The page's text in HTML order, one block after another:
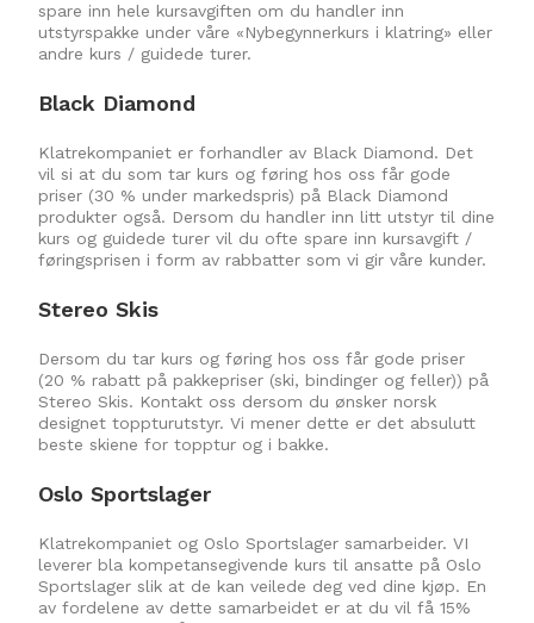
spare inn hele kursavgiften om du handler inn
utstyrspakke under våre «Nybegynnerkurs i klatring» eller
andre kurs / guidede turer.
Black Diamond
Klatrekompaniet er forhandler av Black Diamond. Det
vil si at du som tar kurs og føring hos oss får gode
priser (30 % under markedspris) på Black Diamond
produkter også. Dersom du handler inn litt utstyr til dine
kurs og guidede turer vil du ofte spare inn kursavgift /
føringsprisen i form av rabbatter som vi gir våre kunder.
Stereo Skis
Dersom du tar kurs og føring hos oss får gode priser
(20 % rabatt på pakkepriser (ski, bindinger og feller)) på
Stereo Skis. Kontakt oss dersom du ønsker norsk
designet toppturutstyr. Vi mener dette er det absulutt
beste skiene for topptur og i bakke.
Oslo Sportslager
Klatrekompaniet og Oslo Sportslager samarbeider. VI
leverer bla kompetansegivende kurs til ansatte på Oslo
Sportslager slik at de kan veilede deg ved dine kjøp. En
av fordelene av dette samarbeidet er at du vil få 15%